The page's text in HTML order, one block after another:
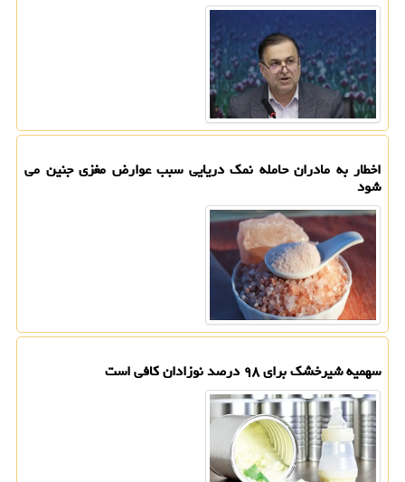
اخطار به مادران حامله نمک دریایی سبب عوارض مغزی جنین می
شود
سهمیه شیرخشک برای ۹۸ درصد نوزادان کافی است